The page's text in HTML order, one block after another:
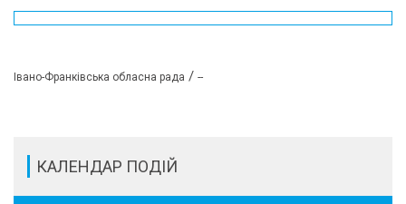
Івано-Франківська обласна рада / --
КАЛЕНДАР ПОДІЙ